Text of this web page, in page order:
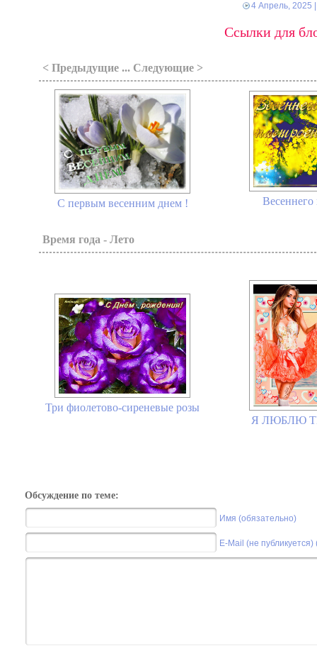
4 Апрель, 2025
Ссылки для
< Предыдущие ... Следующие >
С первым весенним днем ! Весеннего
Время года - Лето
Три фиолетово-сиреневые розы
Я ЛЮБЛЮ
Обсуждение по теме:
Имя (обязательно)
E-Mail (не